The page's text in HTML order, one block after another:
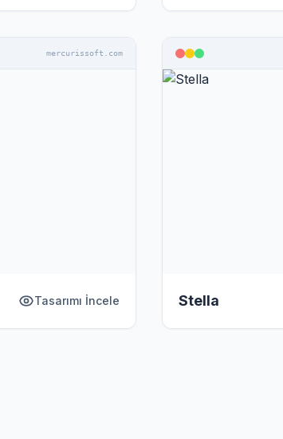
mercurissoft.com
Tasarımı İncele Stella